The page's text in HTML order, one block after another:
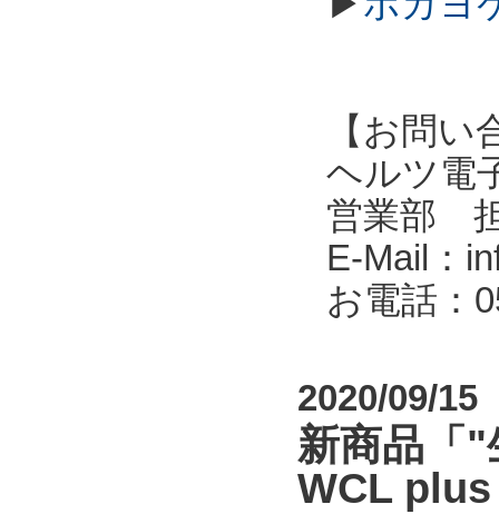
【お問い
ヘルツ電
営業部
E-Mail：
お電話：
2020/09/15
新商品「
WCL plus